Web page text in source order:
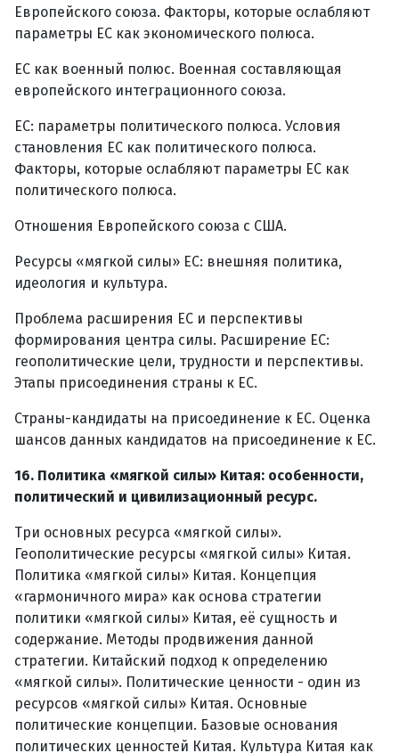
Европейского союза. Факторы, которые ослабляют
параметры ЕС как экономического полюса.
ЕС как военный полюс. Военная составляющая
европейского интеграционного союза.
ЕС: параметры политического полюса. Условия
становления ЕС как политического полюса.
Факторы, которые ослабляют параметры ЕС как
политического полюса.
Отношения Европейского союза с США.
Ресурсы «мягкой силы» ЕС: внешняя политика,
идеология и культура.
Проблема расширения ЕС и перспективы
формирования центра силы. Расширение ЕС:
геополитические цели, трудности и перспективы.
Этапы присоединения страны к ЕС.
Страны-кандидаты на присоединение к ЕС. Оценка
шансов данных кандидатов на присоединение к ЕС.
16. Политика «мягкой силы» Китая: особенности,
политический и цивилизационный ресурс.
Три основных ресурса «мягкой силы».
Геополитические ресурсы «мягкой силы» Китая.
Политика «мягкой силы» Китая. Концепция
«гармоничного мира» как основа стратегии
политики «мягкой силы» Китая, её сущность и
содержание. Методы продвижения данной
стратегии. Китайский подход к определению
«мягкой силы». Политические ценности - один из
ресурсов «мягкой силы» Китая. Основные
политические концепции. Базовые основания
политических ценностей Китая. Культура Китая как